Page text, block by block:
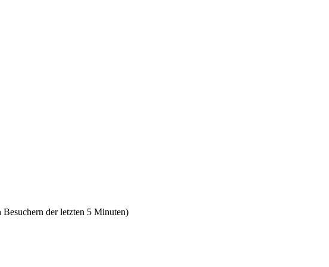
der letzten 5 Minuten)